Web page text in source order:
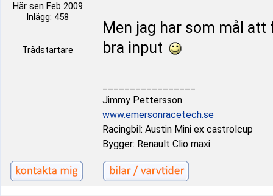
Här sen Feb 2009
Inlägg: 458
Trådstartare
Men jag har som mål
bra input
Jimmy Pettersson
www.emersonracetech.se
Racingbil: Austin Mini ex castrolcup
Bygger: Renault Clio maxi